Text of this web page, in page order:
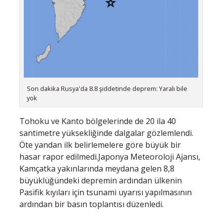
Son dakika Rusya'da 8.8 şiddetinde deprem: Yaralı bile
yok
Tohoku ve Kanto bölgelerinde de 20 ila 40
santimetre yüksekliğinde dalgalar gözlemlendi.
Öte yandan ilk belirlemelere göre büyük bir
hasar rapor edilmedi.Japonya Meteoroloji Ajansı,
Kamçatka yakınlarında meydana gelen 8,8
büyüklüğündeki depremin ardından ülkenin
Pasifik kıyıları için tsunami uyarısı yapılmasının
ardından bir basın toplantısı düzenledi.